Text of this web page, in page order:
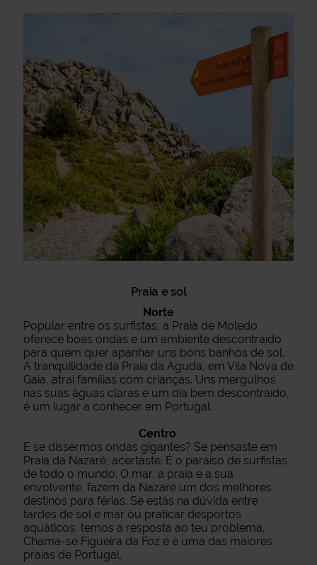
Praia e sol
Norte
Popular entre os surfistas, a Praia de Moledo
oferece boas ondas e um ambiente descontraído
para quem quer apanhar uns bons banhos de sol.
A tranquilidade da Praia da Aguda, em Vila Nova de
Gaia, atrai famílias com crianças. Uns mergulhos
nas suas águas claras e um dia bem descontraído,
é um lugar a conhecer em Portugal.
Centro
E se dissermos ondas gigantes? Se pensaste em
Praia da Nazaré, acertaste. É o paraíso de surfistas
de todo o mundo. O mar, a praia e a sua
envolvente, fazem da Nazaré um dos melhores
destinos para férias. Se estás na dúvida entre
tardes de sol e mar ou praticar desportos
aquáticos, temos a resposta ao teu problema.
Chama-se Figueira da Foz e é uma das maiores
praias de Portugal.